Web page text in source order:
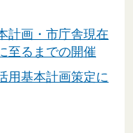
計画・市庁舎現在
至るまでの開催
用基本計画策定に